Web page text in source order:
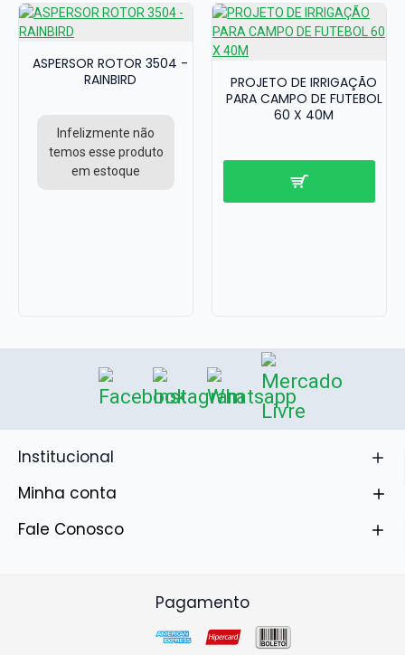
ASPERSOR ROTOR 3504 -
RAINBIRD
Infelizmente não
temos esse produto
em estoque
PROJETO DE IRRIGAÇÃO
PARA CAMPO DE FUTEBOL
60 X 40M
Institucional
Minha conta
Fale Conosco
Pagamento